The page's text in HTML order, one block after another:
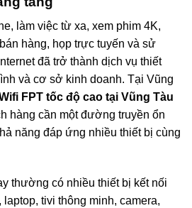
làm việc từ xa, xem phim 4K,
hàng, họp trực tuyến và sử
đã trở thành dịch vụ thiết
và cơ sở kinh doanh. Tại Vũng
FPT tốc độ cao tại Vũng Tàu
hàng cần một đường truyền ổn
năng đáp ứng nhiều thiết bị cùng
thường có nhiều thiết bị kết nối
tivi thông minh, camera,